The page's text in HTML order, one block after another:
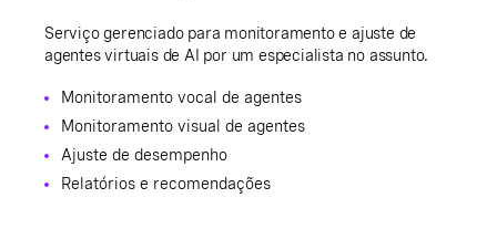
Serviço gerenciado para monitoramento e ajuste de
agentes virtuais de AI por um especialista no assunto.
Monitoramento vocal de agentes
Monitoramento visual de agentes
Ajuste de desempenho
Relatórios e recomendações